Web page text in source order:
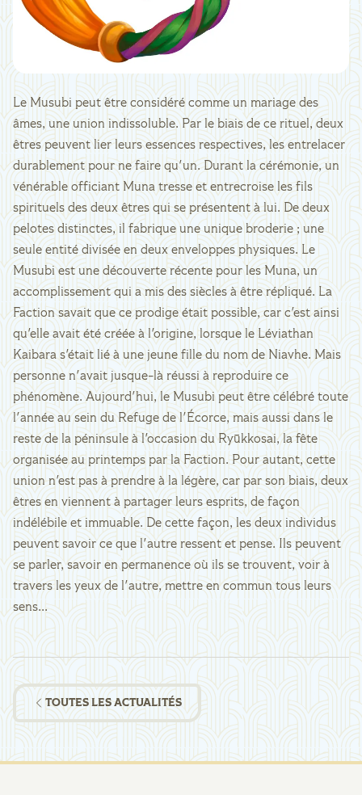
Le Musubi peut être considéré comme un mariage des
âmes, une union indissoluble. Par le biais de ce rituel, deux
êtres peuvent lier leurs essences respectives, les entrelacer
durablement pour ne faire qu'un. Durant la cérémonie, un
vénérable officiant Muna tresse et entrecroise les fils
spirituels des deux êtres qui se présentent à lui. De deux
pelotes distinctes, il fabrique une unique broderie ; une
seule entité divisée en deux enveloppes physiques. Le
Musubi est une découverte récente pour les Muna, un
accomplissement qui a mis des siècles à être répliqué. La
Faction savait que ce prodige était possible, car c'est ainsi
qu'elle avait été créée à l'origine, lorsque le Léviathan
Kaibara s'était lié à une jeune fille du nom de Niavhe. Mais
personne n'avait jusque-là réussi à reproduire ce
phénomène. Aujourd'hui, le Musubi peut être célébré toute
l'année au sein du Refuge de l'Écorce, mais aussi dans le
reste de la péninsule à l'occasion du Ryūkkosai, la fête
organisée au printemps par la Faction. Pour autant, cette
union n'est pas à prendre à la légère, car par son biais, deux
êtres en viennent à partager leurs esprits, de façon
indélébile et immuable. De cette façon, les deux individus
peuvent savoir ce que l'autre ressent et pense. Ils peuvent
se parler, savoir en permanence où ils se trouvent, voir à
travers les yeux de l'autre, mettre en commun tous leurs
sens...
TOUTES LES ACTUALITÉS